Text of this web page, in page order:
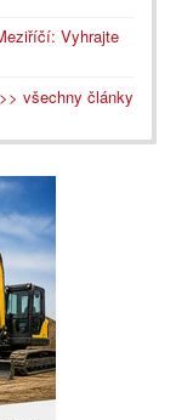
Vyhrajte
>> všechny články